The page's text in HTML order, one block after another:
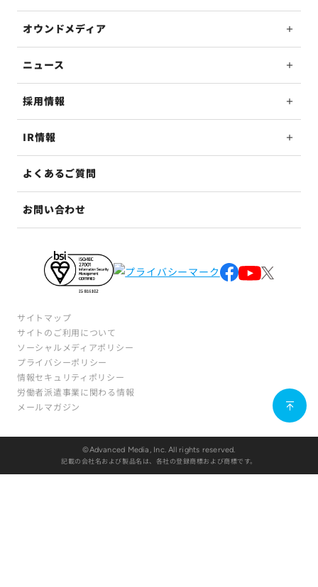
オウンドメディア
ニュース
採用情報
IR情報
よくあるご質問
お問い合わせ
サイトマップ
サイトのご利用について
ソーシャルメディアポリシー
プライバシーポリシー
情報セキュリティポリシー
労働者派遣事業に関わる情報
メールマガジン
©Advanced Media, Inc. All rights reserved.
記載の会社名および製品名は、各社の登録商標および商標です。